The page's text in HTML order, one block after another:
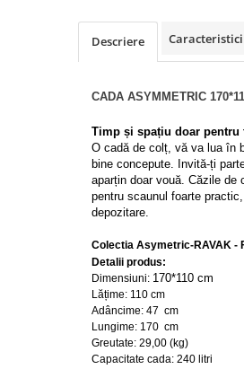
Lavoare freestanding
Lavoare sub blat
Lavoare incastrabile
Lavoare suspendate,semipiedestal
Bideuri stative
Bideuri suspendate
Vase WC stative
Vase WC suspendate
WC pentru persoane cu dizabilitati
Descriere Caracteristici
CADA ASYMMETRIC
Timp și spațiu doar pentru
O cadă de colț, vă va lua în
bine concepute. Invită-ți
aparțin doar vouă. Căzile de
pentru scaunul foarte
depozitare.
Colectia Asymetric-RAVAK -
Detalii produs:
Dimensiuni: 170*110 cm
Lățime: 110 cm
Adâncime: 47 cm
Lungime: 170 cm
Greutate: 29,00 (kg)
Capacitate cada: 240 litri